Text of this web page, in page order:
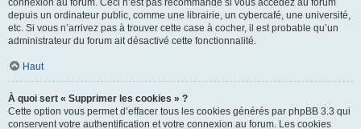
connexion au forum. Ceci n’est pas recommandé si vous accédez au forum
depuis un ordinateur public, comme une librairie, un cybercafé, une université,
etc. Si vous n’arrivez pas à trouver cette case à cocher, il est probable qu’un
administrateur du forum ait désactivé cette fonctionnalité.
Haut
À quoi sert « Supprimer les cookies » ?
Cette option vous permet d’effacer tous les cookies générés par phpBB 3.3 qui
conservent votre authentification et votre connexion au forum. Les cookies